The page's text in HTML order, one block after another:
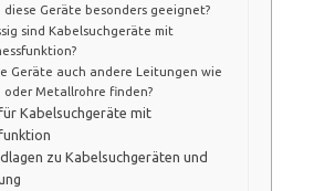
diese Geräte besonders geeignet?
sind Kabelsuchgeräte mit
Geräte auch andere Leitungen wie
oder Metallrohre finden?
Kabelsuchgeräte mit
zu Kabelsuchgeräten und